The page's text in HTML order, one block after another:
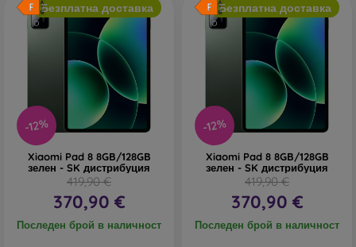
-12%
Безплатна доставка
Xiaomi Pad 8 8GB/128GB
зелен - SK дистрибуция
419,90 €
370,90 €
Последен брой в наличност
-12%
Безплатна доставка
Xiaomi Pad 8 8GB/128GB
зелен - SK дистрибуция
419,90 €
370,90 €
Последен брой в наличност